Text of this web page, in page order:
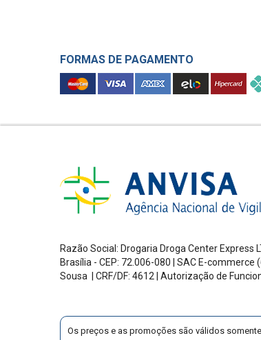
FORMAS DE PAGAMENTO
Razão Social: Drogaria Droga Center
Brasília - CEP: 72.006-080
| SAC E-commerce
Sousa | CRF/DF: 4612 | Autorização de
Os preços e as promoções são válidos